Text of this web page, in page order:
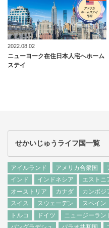
2022.08.02
ニューヨーク在住日本人宅へホーム
ステイ
せかいじゅうライフ国一覧
アイルランド アメリカ合衆国
インド
インドネシア エストニ
オーストリア
カナダ カンボジ
スイス
スウェーデン スペイン
トルコ
ドイツ ニュージーラン